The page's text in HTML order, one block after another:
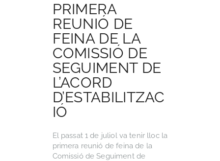
PRIMERA
REUNIÓ DE
FEINA DE LA
COMISSIÓ DE
SEGUIMENT DE
L’ACORD
D’ESTABILITZAC
IÓ
El passat 1 de juliol va tenir lloc la
primera reunió de feina de la
Comissió de Seguiment de